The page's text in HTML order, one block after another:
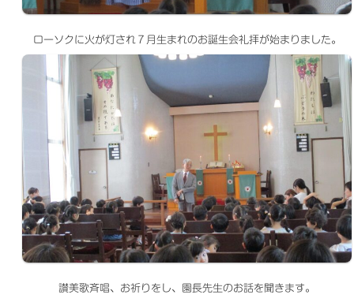
ローソクに火が灯され７月生まれのお誕生会礼拝が始まりました。
讃美歌斉唱、お祈りをし、園長先生のお話を聞きます。